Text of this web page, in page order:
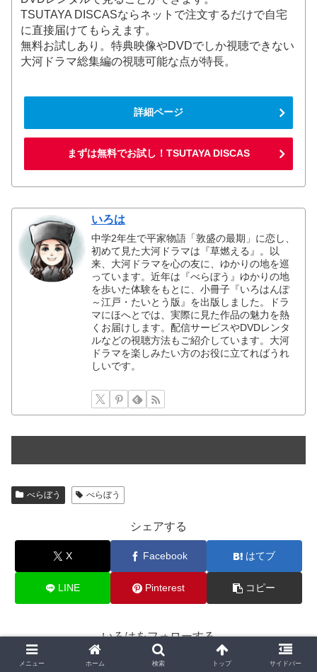
TSUTAYA DISCASならネットで注文するだけで自宅
に直接届けてもらえます。
無料お試しあり。特典映像やDVDでしか視聴できない
大河ドラマ総集編の視聴可能な点が特長。
詳細ページ
まずは無料でお試し！TSUTAYA DISCAS
いろは
中学2年生で平家物語「敦盛の最期」に恋し、
初めて見た大河ドラマは『草燃える』。以
来、大河ドラマを心の友に、ゆかりの地を巡
っています。近年は『べらぼう』ゆかりの地
を歩いた体験をもとに、小冊子『いろはんぽ
～江戸・たいとう版』を出版しました。ドラ
マにほへとでは、実際に見た作品の魅力を熱
くお届けします。配信サービスやDVDレンタ
ルなどの視聴方法もご紹介しています。大河
ドラマを楽しみたい方のお役に立てればうれ
しいです。
べらぼう べらぼう
シェアする
X Facebook はてブ
LINE Pinterest コピー
いろはをフォローする
メニュー ホーム 検索 トップ サイドバー